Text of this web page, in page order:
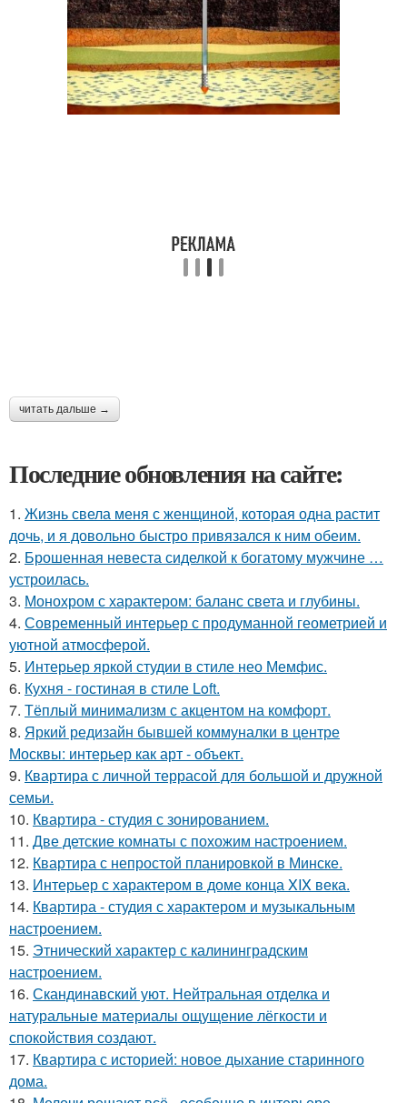
читать дальше →
Последние обновления на сайте:
1. Жизнь свела меня с женщиной, которая одна растит
дочь, и я довольно быстро привязался к ним обеим.
2. Брошенная невеста сиделкой к богатому мужчине …
устроилась.
3. Монохром с характером: баланс света и глубины.
4. Современный интерьер с продуманной геометрией и
уютной атмосферой.
5. Интерьер яркой студии в стиле нео Мемфис.
6. Кухня - гостиная в стиле Loft.
7. Тёплый минимализм с акцентом на комфорт.
8. Яркий редизайн бывшей коммуналки в центре
Москвы: интерьер как арт - объект.
9. Квартира с личной террасой для большой и дружной
семьи.
10. Квартира - студия с зонированием.
11. Две детские комнаты с похожим настроением.
12. Квартира с непростой планировкой в Минске.
13. Интерьер с характером в доме конца XIX века.
14. Квартира - студия с характером и музыкальным
настроением.
15. Этнический характер с калининградским
настроением.
16. Скандинавский уют. Нейтральная отделка и
натуральные материалы ощущение лёгкости и
спокойствия создают.
17. Квартира с историей: новое дыхание старинного
дома.